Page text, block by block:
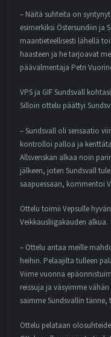
– Näitä suhteita on
esimerkiksi Östersundiin ja
maantieteellisesti lähellä
haasteen ja he tarjoavat
päävalmentaja Petri
VPS ja GIF Sundsvall
Silloin ottelu päättyi
– Sundsvall oli sensaatio
kontrolloi palloa ja
Allsvenskan alkaa noin
jälkeen, joten Sundsvall
saapuessaan, kommentoi
Ottelu toimii Vepsulle
Veikkausliigakauden alkua.
– Ottelu antaa meille
heihin. Pelaajilta tulleen
Viime vuonna
reissuja ja väsyimme
saimme Sundsvallin tänne,
Ottelu pelataan